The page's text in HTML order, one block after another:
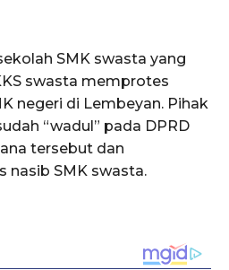
SMK swasta yang
swasta memprotes
negeri di Lembeyan. Pihak
“wadul” pada DPRD
tersebut dan
nasib SMK swasta.